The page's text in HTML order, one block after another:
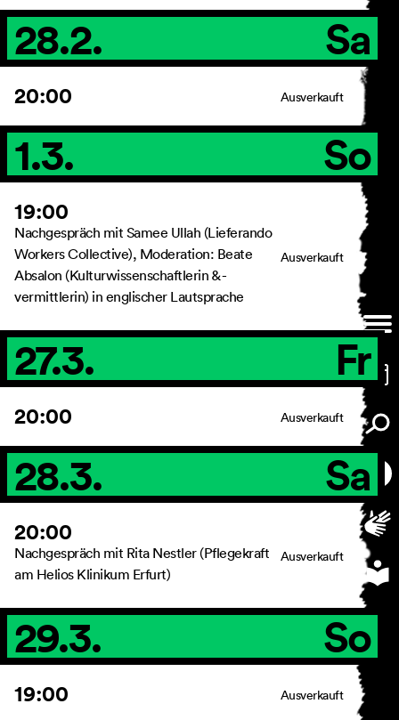
28.2. Sa
20:00 Ausverkauft
1.3. So
19:00
Nachgespräch mit Samee Ullah (Lieferando
Workers Collective), Moderation: Beate
Absalon (Kulturwissenschaftlerin & -
vermittlerin) in englischer Lautsprache
Ausverkauft
27.3. Fr
20:00 Ausverkauft
28.3. Sa
20:00
Nachgespräch mit Rita Nestler (Pflegekraft
am Helios Klinikum Erfurt)
Ausverkauft
29.3. So
19:00 Ausverkauft